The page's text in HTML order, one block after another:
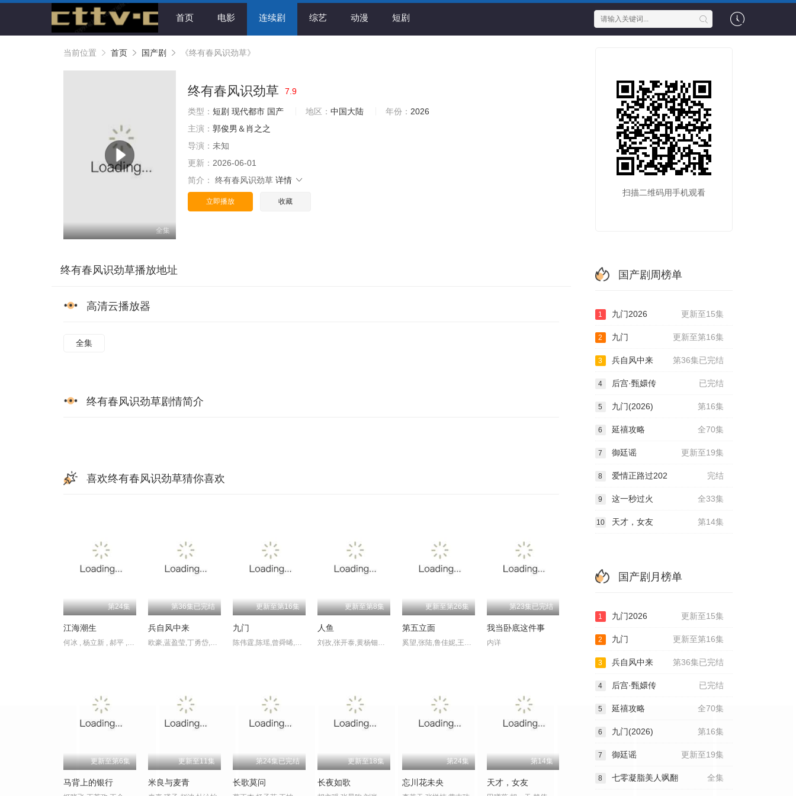
首页 电影 连续剧 综艺 动漫 短剧
当前位置 首页 国产剧 《终有春风识劲草》
全集
终有春风识劲草 7.9
类型： 短剧 现代都市 国产 地区： 中国大陆 年份： 2026
主演： 郭俊男＆肖之之
导演： 未知
更新： 2026-06-01
简介：
终有春风识劲草 详情
立即播放 收藏
终有春风识劲草播放地址
高清云播放器
全集
终有春风识劲草剧情简介
喜欢终有春风识劲草猜你喜欢
第24集
江海潮生
何冰 , 杨立新 , 郝平 , 王鸥 , 海一天 , 黑子 , 谭洋 , 焦刚 , 丁柳元 , 焉栩嘉 , 陈乔恩 , 刘佳 , 毕彦君 , 董勇 , 沈保平 , 何中华 , 刘向京 , 仁龙 , 周征波 , 李佳宁 , 张喜前 , 臧金生 , 徐僧 , 王建新 , 张风 , 刘蕾 , 侯析焱 , 秦天宇 , 辛鹏
第36集已完结
兵自风中来
欧豪,蓝盈莹,丁勇岱,史兰芽,刘奕君,阮巨,李幼斌,侯勇,于景骁,王春宇,关亚军,杨舒,吴岳阳,张进,陈方舟,陈启杰,周德华,赵长洲,赵荀,费鲤齐,夏侯镔,徐洪浩,傅程鹏,谢心
更新至第16集
九门
陈伟霆,陈瑶,曾舜晞,王茂蕾,王奕婷,李乃文,释小龙,应灏铭,季肖冰,胡耘豪,徐正溪,章涛,王祖一,刘畅,杨钧丞,杨昊博,陈鸿锦,吴圣麒,林秋楠,扈帷,雷丰瑞
更新至第8集
人鱼
刘孜,张开泰,黄杨钿甜,董勇,张帆,陈创,何思甜,张棪琰,罗海琼,是安,赵健,段钰,董向荣,薛佳凝,方晓东,李庆誉,张译文
更新至第26集
第五立面
奚望,张陆,鲁佳妮,王之一
第23集已完结
我当卧底这件事
内详
更新至第6集
马背上的银行
更新至11集
米良与麦青
第24集已完结
长歌莫问
更新至18集
长夜如歌
第24集
忘川花未央
第14集
天才，女友
扫描二维码用手机观看
国产剧周榜单
更新至15集
1 九门2026
更新至第16集
2 九门
第36集已完结
3 兵自风中来
已完结
4 后宫·甄嬛传
第16集
5 九门(2026)
全70集
6 延禧攻略
更新至19集
7 御廷谣
完结
8 爱情正路过202
全33集
9 这一秒过火
第14集
10 天才，女友
国产剧月榜单
更新至15集
1 九门2026
更新至第16集
2 九门
第36集已完结
3 兵自风中来
已完结
4 后宫·甄嬛传
全70集
5 延禧攻略
第16集
6 九门(2026)
更新至19集
7 御廷谣
全集
8 七零凝脂美人飒翻